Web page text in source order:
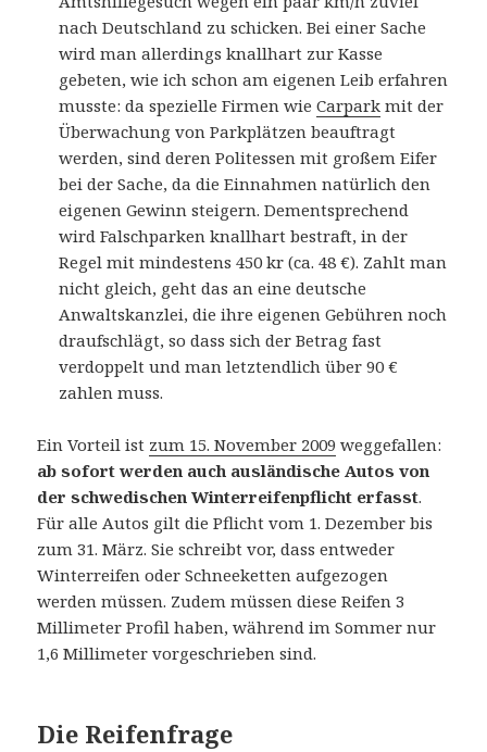
nach Deutschland zu schicken. Bei einer Sache
wird man allerdings knallhart zur Kasse
gebeten, wie ich schon am eigenen Leib erfahren
musste: da spezielle Firmen wieCarpark mit der
Überwachung von Parkplätzen beauftragt
werden, sind deren Politessen mit großem Eifer
bei der Sache, da die Einnahmen natürlich den
eigenen Gewinn steigern. Dementsprechend
wird Falschparken knallhart bestraft, in der
Regel mit mindestens 450 kr (ca. 48 €). Zahlt man
nicht gleich, geht das an eine deutsche
Anwaltskanzlei, die ihre eigenen Gebühren noch
draufschlägt, so dass sich der Betrag fast
verdoppelt und man letztendlich über 90 €
zahlen muss.
Ein Vorteil ist zum 15. November 2009 weggefallen:
ab sofort werden auch ausländische Autos von
der schwedischen Winterreifenpflicht erfasst.
Für alle Autos gilt die Pflicht vom 1. Dezember bis
zum 31. März. Sie schreibt vor, dass entweder
Winterreifen oder Schneeketten aufgezogen
werden müssen. Zudem müssen diese Reifen 3
Millimeter Profil haben, während im Sommer nur
1,6 Millimeter vorgeschrieben sind.
Die Reifenfrage